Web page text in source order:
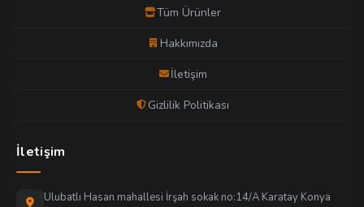
Tüm Ürünler
Hakkımızda
İletişim
Gizlilik Politikası
İletişim
Ulubatlı Hasan mahallesi İrşah sokak no:14/A Karatay Konya